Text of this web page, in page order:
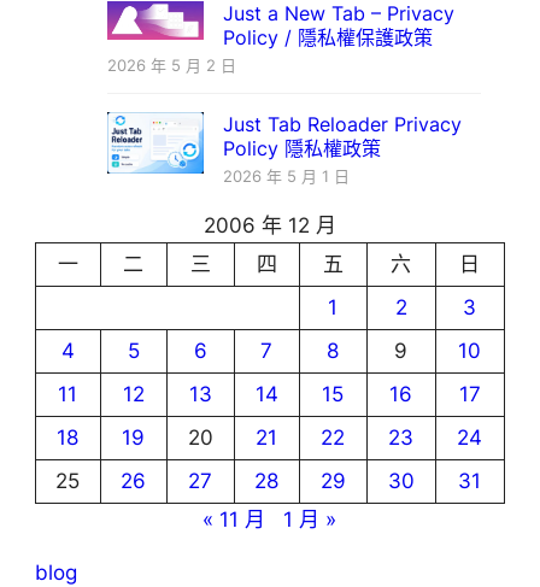
Just a New Tab – Privacy
Policy / 隱私權保護政策
2026 年 5 月 2 日
Just Tab Reloader Privacy
Policy 隱私權政策
2026 年 5 月 1 日
2006 年 12 月
一
二 三 四 五 六
日
1
2
3
4
5 6 7 8 9
10
11
12 13 14 15 16
17
18
19 20 21 22 23
24
25
26 27 28 29 30
31
« 11 月
1 月 »
blog